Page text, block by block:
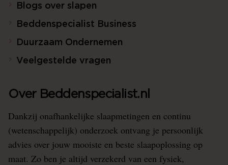
Blogs over slapen
Beddenspecialist Business
Duurzaam Ondernemen
Veelgestelde vragen
Over Beddenspecialist.nl
Dankzij onafhankelijke slaapmetingen en continu
(wetenschappelijk) onderzoek ontvang je persoonlijk
advies over jouw mooiste en beste slaapoplossing op
maat. Zo ben je altijd verzekerd van een fysiek,